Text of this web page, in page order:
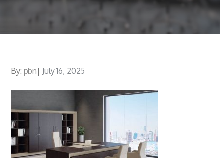
By:pbn
Posted
July 16, 2025